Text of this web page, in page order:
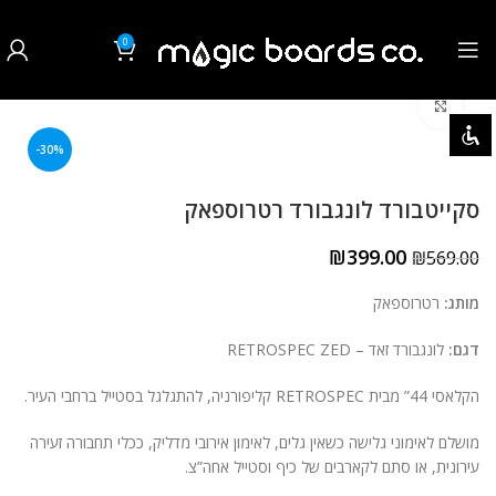
settings צבע רקע
גופן קריא
0
-30%
לחצו להגדלה
סקייטבורד לונגבורד רטרוספאק
₪569.00
₪399.00
מותג: רטרוספאק
דגם: לונגבורד זאד – RETROSPEC ZED
הקלאסי 44” מבית RETROSPEC קליפורניה, להתגלגל בסטייל ברחבי העיר.
מושלם לאימוני גלישה כשאין גלים, לאימון אירובי מדליק, ככלי תחבורה זעירה
עירונית, או סתם לקארבים של כיף וסטייל אחה”צ.